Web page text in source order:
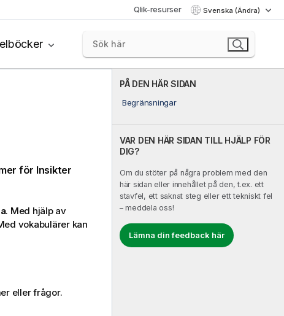
Qlik-resurser Svenska (Ändra)
PÅ DEN HÄR SIDAN
Begränsningar
VAR DEN HÄR SIDAN TILL HJÄLP FÖR
DIG?
Om du stöter på några problem med den
här sidan eller innehållet på den, t.ex. ett
stavfel, ett saknat steg eller ett tekniskt fel
– meddela oss!
Lämna din feedback här
för Insikter
. Med hjälp av
vokabulärer kan
eller frågor.